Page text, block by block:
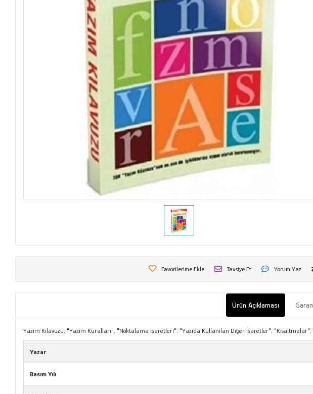
Favorilerime Ekle Tavsiye Et Yorum Yaz
Ürün Açıklaması
Yazım Kılavuzu; "Yazım Kuralları", "Noktalama işaretleri", "Yazıda Kullanılan Diğer İşaretler",
Yazar
Basım Yılı